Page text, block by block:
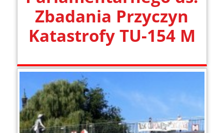
Zbadania Przyczyn
Katastrofy TU-154 M